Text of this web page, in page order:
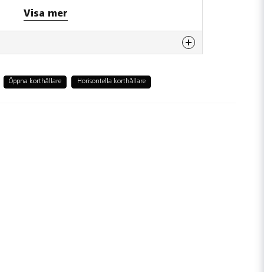
Visa mer
denna produkten...
Öppna korthållare Horisontella korthållare